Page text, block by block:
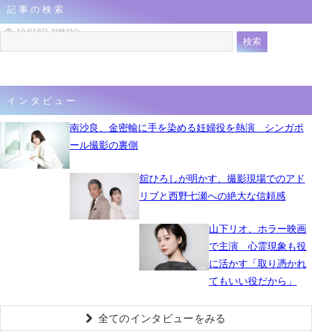
ぎて」
10月18日 21時11分
記事の検索
インタビュー
南沙良、金密輸に手を染める妊婦役を熱演 シンガポ
ール撮影の裏側
舘ひろしが明かす、撮影現場でのアド
リブと西野七瀬への絶大な信頼感
山下リオ、ホラー映画
で主演 心霊現象も役
に活かす「取り憑かれ
てもいい役だから」
全てのインタビューをみる